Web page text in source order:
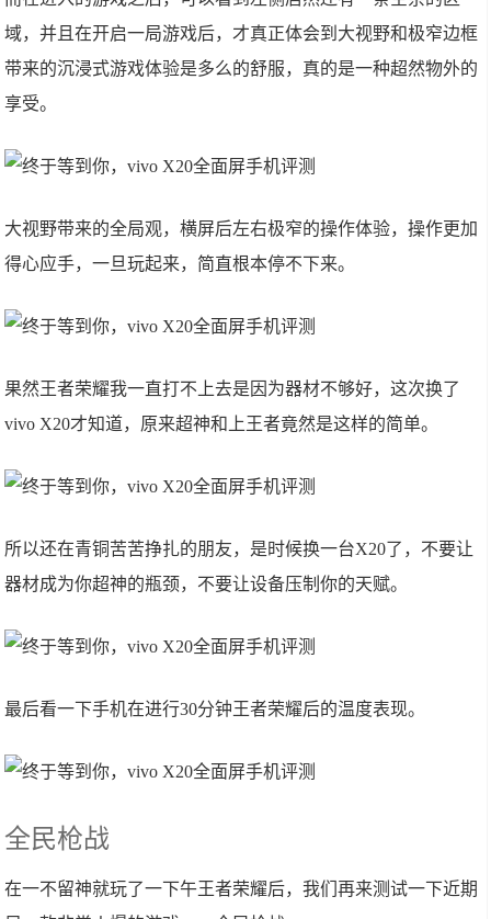
域，并且在开启一局游戏后，才真正体会到大视野和极窄边框
带来的沉浸式游戏体验是多么的舒服，真的是一种超然物外的
享受。
大视野带来的全局观，横屏后左右极窄的操作体验，操作更加
得心应手，一旦玩起来，简直根本停不下来。
果然王者荣耀我一直打不上去是因为器材不够好，这次换了
vivo X20才知道，原来超神和上王者竟然是这样的简单。
所以还在青铜苦苦挣扎的朋友，是时候换一台X20了，不要让
器材成为你超神的瓶颈，不要让设备压制你的天赋。
最后看一下手机在进行30分钟王者荣耀后的温度表现。
全民枪战
在一不留神就玩了一下午王者荣耀后，我们再来测试一下近期